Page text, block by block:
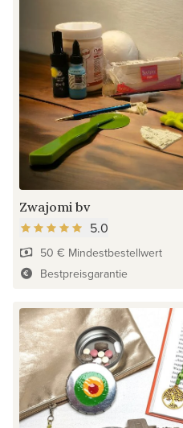
Zwajomi bv
5.0
50 € Mindestbestellwert
Bestpreisgarantie